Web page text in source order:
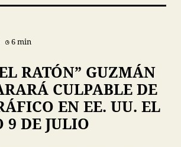
6 min
RATÓN” GUZMÁN
CULPABLE DE
EN EE. UU. EL
9 DE JULIO